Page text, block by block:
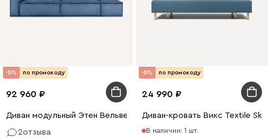
-8% по промокоду
92 960
Диван модульный Этен Вельвет Синий
2отзыва
-8% по промокоду
24 990
Диван-кровать Викс Textile Sky
В наличии: 1 шт.